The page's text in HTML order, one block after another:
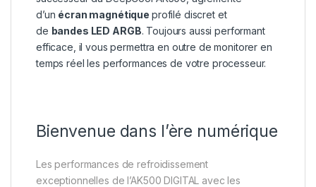
d’un écran magnétique profilé discret et
de bandes LED ARGB. Toujours aussi performant
efficace, il vous permettra en outre de monitorer en
temps réel les performances de votre processeur.
Bienvenue dans l’ère numérique
Les performances de refroidissement
exceptionnelles de l’AK500 DIGITAL avec les